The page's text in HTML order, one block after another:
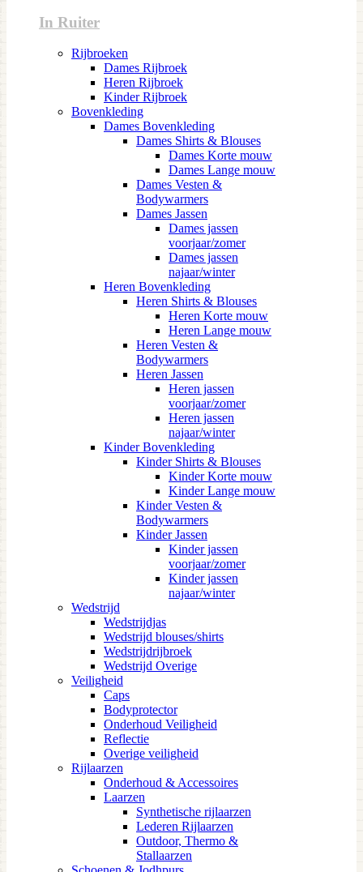
In Ruiter
Rijbroeken
Dames Rijbroek
Heren Rijbroek
Kinder Rijbroek
Bovenkleding
Dames Bovenkleding
Dames Shirts & Blouses
Dames Korte mouw
Dames Lange mouw
Dames Vesten &
Bodywarmers
Dames Jassen
Dames jassen
voorjaar/zomer
Dames jassen
najaar/winter
Heren Bovenkleding
Heren Shirts & Blouses
Heren Korte mouw
Heren Lange mouw
Heren Vesten &
Bodywarmers
Heren Jassen
Heren jassen
voorjaar/zomer
Heren jassen
najaar/winter
Kinder Bovenkleding
Kinder Shirts & Blouses
Kinder Korte mouw
Kinder Lange mouw
Kinder Vesten &
Bodywarmers
Kinder Jassen
Kinder jassen
voorjaar/zomer
Kinder jassen
najaar/winter
Wedstrijd
Wedstrijdjas
Wedstrijd blouses/shirts
Wedstrijdrijbroek
Wedstrijd Overige
Veiligheid
Caps
Bodyprotector
Onderhoud Veiligheid
Reflectie
Overige veiligheid
Rijlaarzen
Onderhoud & Accessoires
Laarzen
Synthetische rijlaarzen
Lederen Rijlaarzen
Outdoor, Thermo &
Stallaarzen